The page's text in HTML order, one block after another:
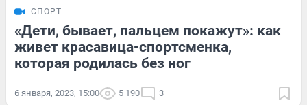
СПОРТ
«Дети, бывает, пальцем покажут»: как
живет красавица-спортсменка,
которая родилась без ног
6 января, 2023, 15:00 5 190 3